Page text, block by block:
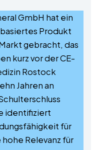
GmbH hat ein
Produkt
gebracht, das
kurz vor der CE-
Rostock
Jahren an
identifiziert
für
Relevanz für